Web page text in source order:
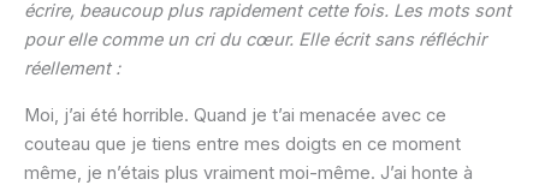
écrire, beaucoup plus rapidement cette fois. Les mots sont
pour elle comme un cri du cœur. Elle écrit sans réfléchir
réellement :
Moi, j’ai été horrible. Quand je t’ai menacée avec ce
couteau que je tiens entre mes doigts en ce moment
même, je n’étais plus vraiment moi-même. J’ai honte à